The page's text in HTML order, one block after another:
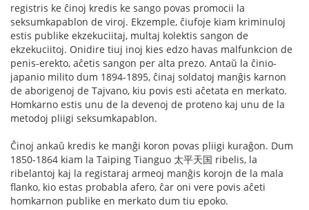
registris ke ĉinoj kredis ke sango povas promocii la
seksumkapablon de viroj. Ekzemple, ĉiufoje kiam kriminuloj
estis publike ekzekuciitaj, multaj kolektis sangon de
ekzekuciitoj. Onidire tiuj inoj kies edzo havas malfunkcion de
penis-erekto, aĉetis sangon per alta prezo. Antaŭ la ĉinio-
japanio milito dum 1894-1895, ĉinaj soldatoj manĝis karnon
de aborigenoj de Tajvano, kiu povis esti aĉetata en merkato.
Homkarno estis unu de la devenoj de proteno kaj unu de la
metodoj pliigi seksumkapablon.
Ĉinoj ankaŭ kredis ke manĝi koron povas pliigi kuraĝon. Dum
1850-1864 kiam la Taiping Tianguo 太平天国 ribelis, la
ribelantoj kaj la registaraj armeoj manĝis korojn de la mala
flanko, kio estas probabla afero, ĉar oni vere povis aĉeti
homkarnon publike en merkato dum tiu epoko.